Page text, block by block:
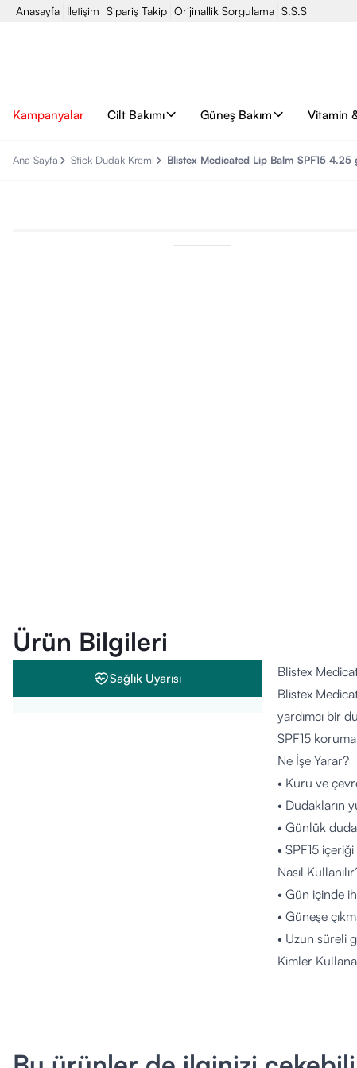
Anasayfa İletişim Sipariş Takip Orijinallik Sorgulama S.S.S
Kampanyalar Cilt Bakımı Güneş Bakım Vitamin
Ana Sayfa Stick Dudak Kremi Blistex Medicated Lip Balm SPF15 4.25
Ürün Bilgileri
Sağlık Uyarısı
Blistex
Blistex
yardımcı bir
SPF15
Ne İşe Yarar?
• Kuru ve
• Dudakların
• Günlük
• SPF15
Nasıl
• Gün içinde
• Güneşe
• Uzun süreli
Kimler